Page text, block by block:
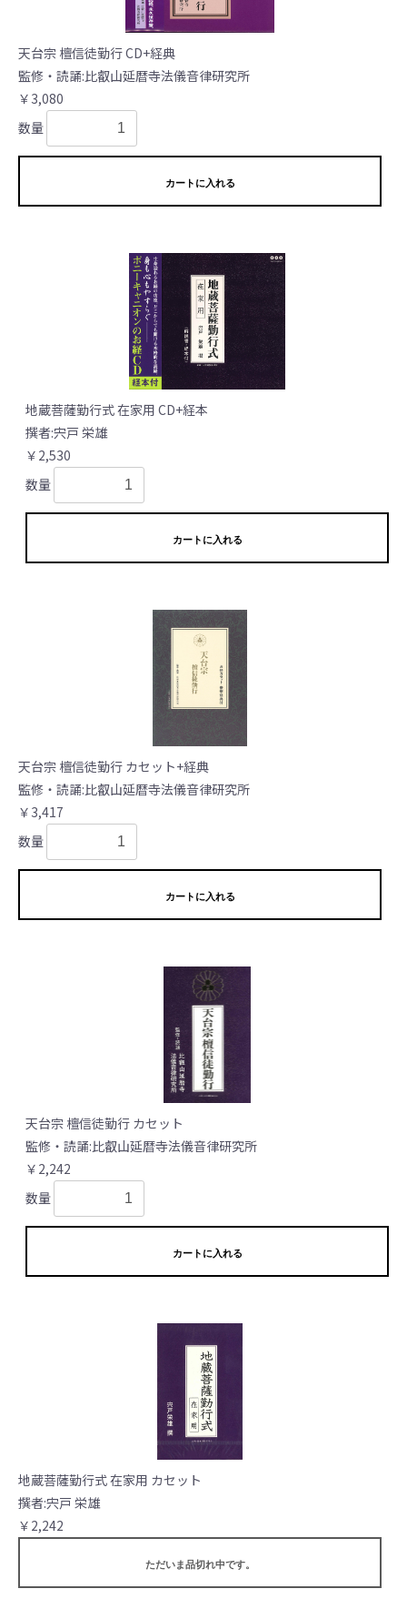
天台宗 檀信徒勤行 CD+経典
監修・読誦:比叡山延暦寺法儀音律研究所
￥3,080
数量
カートに入れる
地蔵菩薩勤行式 在家用 CD+経本
撰者:宍戸 栄雄
￥2,530
数量
カートに入れる
天台宗 檀信徒勤行 カセット+経典
監修・読誦:比叡山延暦寺法儀音律研究所
￥3,417
数量
カートに入れる
天台宗 檀信徒勤行 カセット
監修・読誦:比叡山延暦寺法儀音律研究所
￥2,242
数量
カートに入れる
地蔵菩薩勤行式 在家用 カセット
撰者:宍戸 栄雄
￥2,242
ただいま品切れ中です。